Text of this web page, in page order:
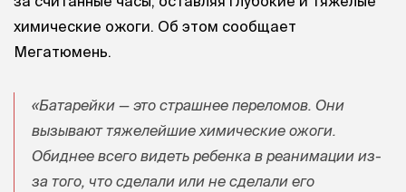
химические ожоги. Об этом сообщает
Мегатюмень.
«Батарейки — это страшнее переломов. Они
вызывают тяжелейшие химические ожоги.
Обиднее всего видеть ребенка в реанимации из-
за того, что сделали или не сделали его